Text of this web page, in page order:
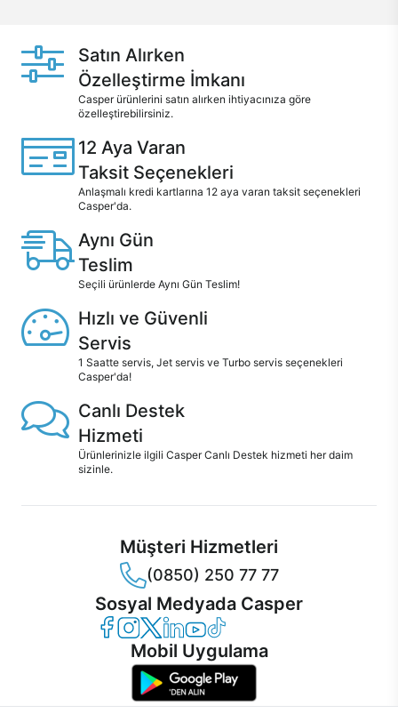
Satın Alırken
Özelleştirme İmkanı
Casper ürünlerini satın alırken ihtiyacınıza göre
özelleştirebilirsiniz.
12 Aya Varan
Taksit Seçenekleri
Anlaşmalı kredi kartlarına 12 aya varan taksit seçenekleri
Casper'da.
Aynı Gün
Teslim
Seçili ürünlerde Aynı Gün Teslim!
Hızlı ve Güvenli
Servis
1 Saatte servis, Jet servis ve Turbo servis seçenekleri
Casper'da!
Canlı Destek
Hizmeti
Ürünlerinizle ilgili Casper Canlı Destek hizmeti her daim
sizinle.
Müşteri Hizmetleri
(0850) 250 77 77
Sosyal Medyada Casper
Casper Facebook
Casper Instagram
Casper Twitter
Casper LinkedIn
Casper YouTube
Casper TikTok
Mobil Uygulama